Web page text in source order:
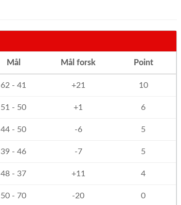
Mål Mål forsk Point
62 - 41 +21 10
51 - 50 +1 6
44 - 50 -6 5
39 - 46 -7 5
48 - 37 +11 4
50 - 70 -20 0